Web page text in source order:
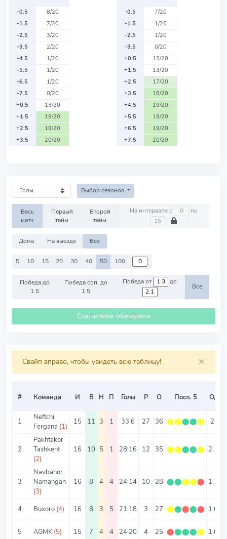
-0.5
8/20
-1.5
7/20
-2.5
3/20
-3.5
2/20
-4.5
1/20
-5.5
1/20
-6.5
1/20
-7.5
0/20
+0.5
13/20
+1.5
19/20
+2.5
19/20
+3.5
20/20
-0.5
7/20
-1.5
1/20
-2.5
1/20
-3.5
0/20
+0.5
12/20
+1.5
13/20
+2.5
17/20
+3.5
18/20
+4.5
19/20
+5.5
19/20
+6.5
19/20
+7.5
20/20
Выбор сезонов
Весь
матч
Первый
тайм
Второй
тайм
На интервале с по
Дома На выезде Все
5 10 15 20 30 40 50 100
Победа до
1.5
Победа соп. до
1.5
Победа от до
Все
Статистика обновлена
×
Свайп вправо, чтобы увидеть всю таблицу!
# Команда И В Н П Голы Р О Посл. 5 О/И
1
Neftchi
Fergana (1)
15 11 3 1 33:6 27 36 ⬤⬤⬤⬤⬤ 2.4
2
Pakhtakor
Tashkent
(2)
16 10 5 1 28:16 12 35 ⬤⬤⬤⬤⬤ 2.19
3
Navbahor
Namangan
(3)
16 8 4 4 24:14 10 28 ⬤⬤⬤⬤⬤ 1.75
4 Buxoro (4) 16 8 3 5 21:18 3 27 ⬤⬤⬤⬤⬤ 1.69
5 AGMK (5) 15 7 4 4 24:20 4 25 ⬤⬤⬤⬤⬤ 1.67